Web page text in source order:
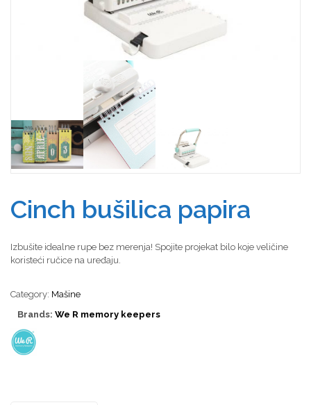
Cinch bušilica papira
Izbušite idealne rupe bez merenja! Spojite projekat bilo koje veličine
koristeći ručice na uređaju.
Category: Mašine
Brands: We R memory keepers